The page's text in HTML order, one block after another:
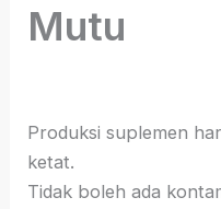
Mutu
Produksi suplemen
ketat.
Tidak boleh ada